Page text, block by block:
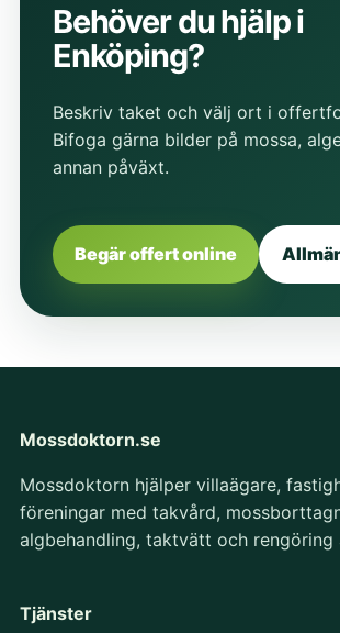
Behöver du hjälp i
Enköping?
Beskriv taket och välj ort i
Bifoga gärna bilder på mossa,
annan påväxt.
Begär offert online
Mossdoktorn.se
Mossdoktorn hjälper villaägare,
föreningar med takvård,
algbehandling, taktvätt och rengöring
Tjänster